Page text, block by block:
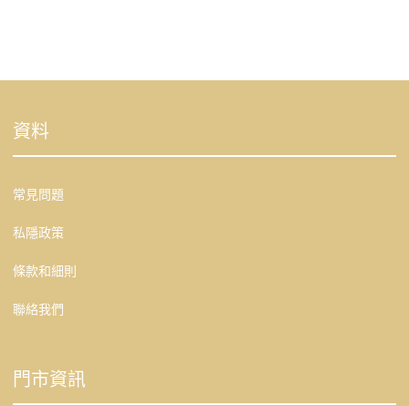
資料
常見問題
私隱政策
條款和細則
聯絡我們
門市資訊